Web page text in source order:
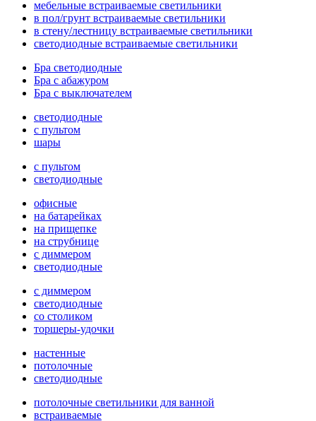
мебельные встраиваемые светильники
в пол/грунт встраиваемые светильники
в стену/лестницу встраиваемые светильники
светодиодные встраиваемые светильники
Бра светодиодные
Бра с абажуром
Бра с выключателем
светодиодные
с пультом
шары
с пультом
светодиодные
офисные
на батарейках
на прищепке
на струбнице
с диммером
светодиодные
с диммером
светодиодные
со столиком
торшеры-удочки
настенные
потолочные
светодиодные
потолочные светильники для ванной
встраиваемые